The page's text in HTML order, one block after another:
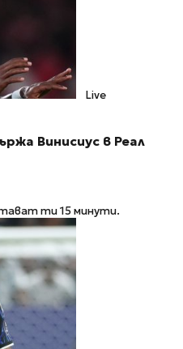
Live
Винисиус в Реал
ти 15 минути.